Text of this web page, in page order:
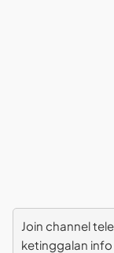
Join channel
ketinggalan